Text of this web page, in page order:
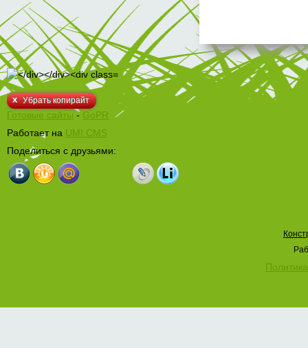
x Убрать копирайт
Готовые сайты - GoPR
Работает на UMI.CMS
Поделиться с друзьями: